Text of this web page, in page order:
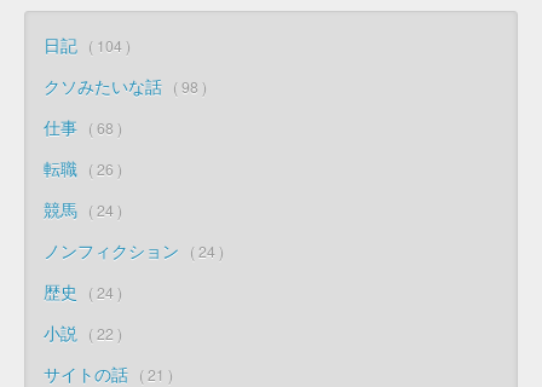
日記 104
クソみたいな話 98
仕事 68
転職 26
競馬 24
ノンフィクション 24
歴史 24
小説 22
サイトの話 21